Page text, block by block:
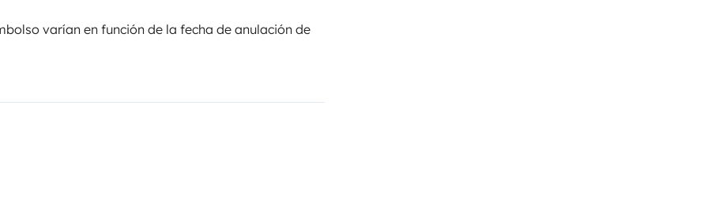
varían en función de la fecha de anulación de